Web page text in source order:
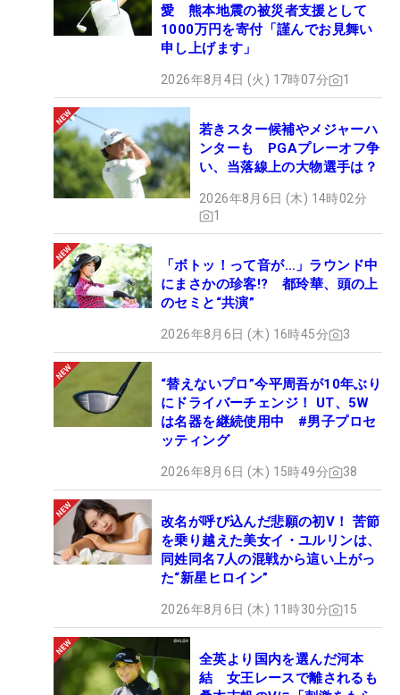
愛 熊本地震の被災者支援として
1000万円を寄付「謹んでお見舞い
申し上げます」
2026年8月4日 (火) 17時07分 1
若きスター候補やメジャーハ
ンターも PGAプレーオフ争
い、当落線上の大物選手は？
2026年8月6日 (木) 14時02分
1
「ボトッ！って音が…」ラウンド中
にまさかの珍客!? 都玲華、頭の上
のセミと“共演”
2026年8月6日 (木) 16時45分 3
“替えないプロ”今平周吾が10年ぶり
にドライバーチェンジ！ UT、5W
は名器を継続使用中 #男子プロセ
ッティング
2026年8月6日 (木) 15時49分 38
改名が呼び込んだ悲願の初V！ 苦節
を乗り越えた美女イ・ユルリンは、
同姓同名7人の混戦から這い上がっ
た“新星ヒロイン”
2026年8月6日 (木) 11時30分 15
全英より国内を選んだ河本
結 女王レースで離されるも